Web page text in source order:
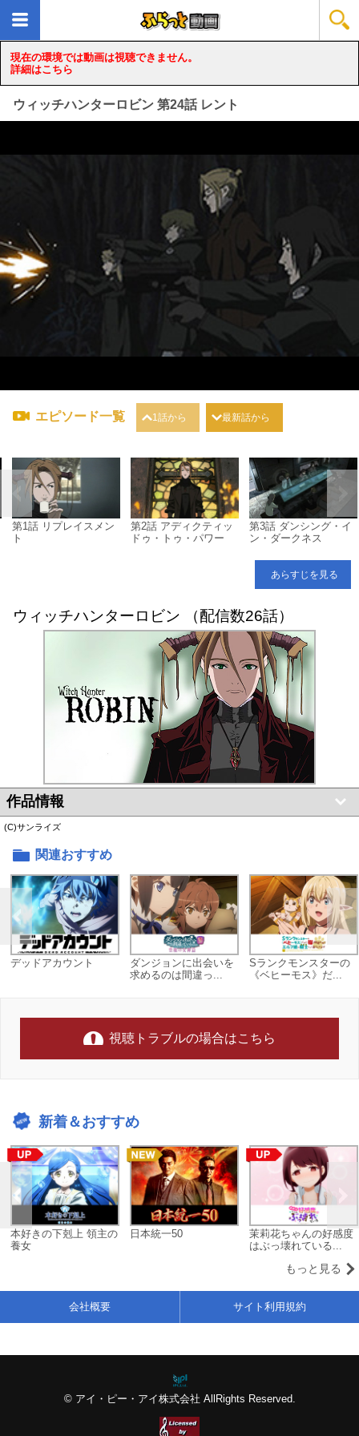
現在の環境では動画は視聴できません。
詳細はこちら
ウィッチハンターロビン 第24話 レント
loading...
エピソード一覧 1話から 最新話から
第1話 リプレイスメン
ト
第2話 アディクティッ
ドゥ・トゥ・パワー
第3話 ダンシング・イ
ン・ダークネス
あらすじを見る
ウィッチハンターロビン （配信数26話）
作品情報
(C)サンライズ
関連おすすめ
デッドアカウント
ダンジョンに出会いを
求めるのは間違っ...
Sランクモンスターの
《ベヒーモス》だ...
視聴トラブルの場合はこちら
新着＆おすすめ
本好きの下剋上 領主の
養女
日本統一50
茉莉花ちゃんの好感度
はぶっ壊れている...
もっと見る
© アイ・ピー・アイ株式会社 AllRights Reserved.
会社概要 サイト利用規約